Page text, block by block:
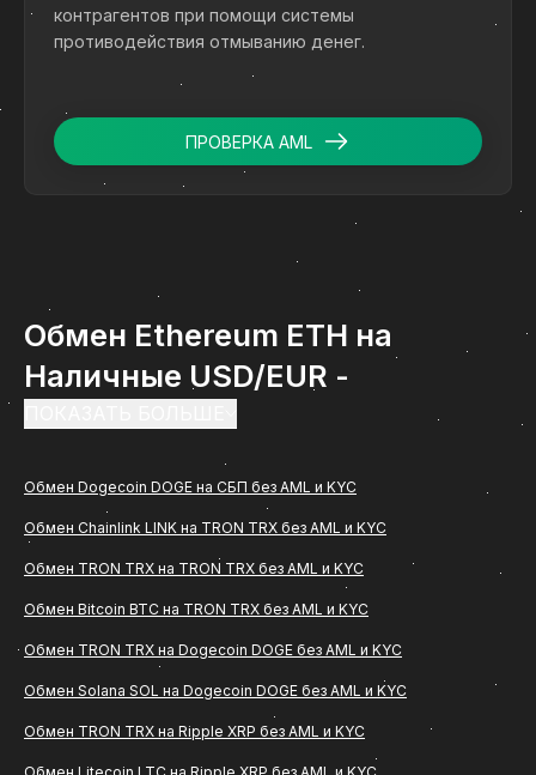
контрагентов при помощи системы
противодействия отмыванию денег.
ПРОВЕРКА AML
Обмен Ethereum ETH на
Наличные USD/EUR -
Обмен Ethereum ETH на Наличные USD/EUR -
востребованное направление среди
пользователей, которым важно быстро и удобно
перевести цифровые активы в рубли с
зачислением на банковскую карту. Если вам
нужна понятная инструкция, как проходит обмен
(Ethereum ETH) на Наличные USD/EUR через
сервис ComCash, ниже вы найдете подробное
Обмен Dogecoin DOGE на СБП без AML и KYC
Обмен Chainlink LINK на TRON TRX без AML и KYC
Обмен TRON TRX на TRON TRX без AML и KYC
Обмен Bitcoin BTC на TRON TRX без AML и KYC
Обмен TRON TRX на Dogecoin DOGE без AML и KYC
Обмен Solana SOL на Dogecoin DOGE без AML и KYC
Обмен TRON TRX на Ripple XRP без AML и KYC